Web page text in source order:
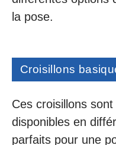
la pose.
Croisillons
Ces croisillons
disponibles en
parfaits pour une